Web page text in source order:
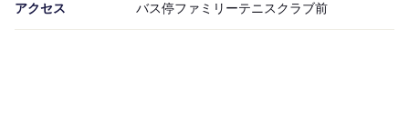
アクセス バス停ファミリーテニスクラブ前